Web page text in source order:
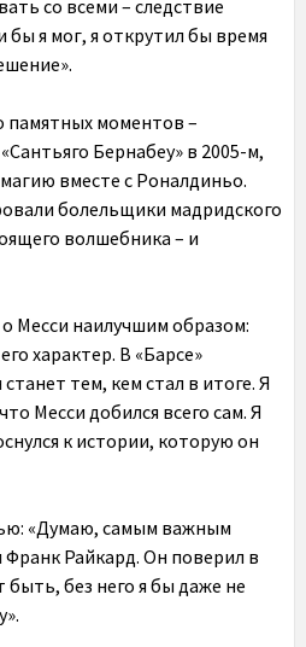
со всеми – следствие
бы я мог, я открутил бы время
памятных моментов –
Бернабеу» в 2005-м,
вместе с Роналдиньо.
болельщики мадридского
волшебника – и
Месси наилучшим образом:
характер. В «Барсе»
тем, кем стал в итоге. Я
Месси добился всего сам. Я
к истории, которую он
«Думаю, самым важным
Райкард. Он поверил в
без него я бы даже не